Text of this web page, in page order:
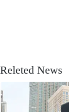
Releted News